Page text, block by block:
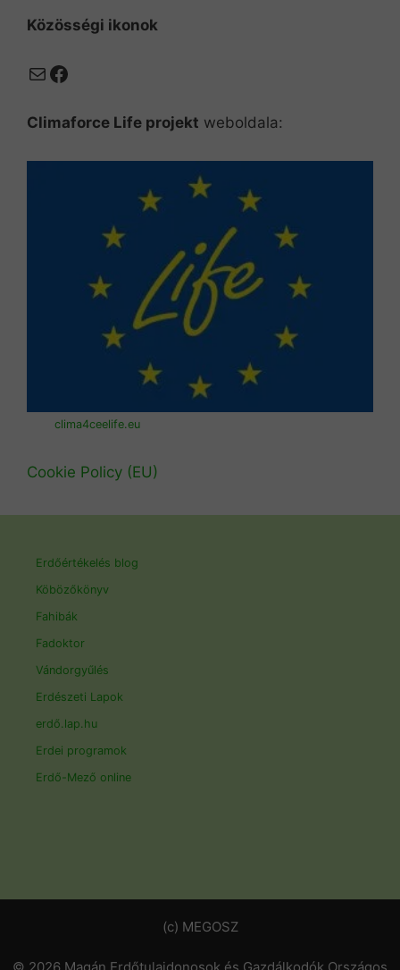
Közösségi ikonok
MailFacebook
Climaforce Life projekt weboldala:
clima4ceelife.eu
Cookie Policy (EU)
Erdőértékelés blog
Köbözőkönyv
Fahibák
Fadoktor
Vándorgyűlés
Erdészeti Lapok
erdő.lap.hu
Erdei programok
Erdő-Mező online
(c) MEGOSZ
© 2026 Magán Erdőtulajdonosok és Gazdálkodók Országos